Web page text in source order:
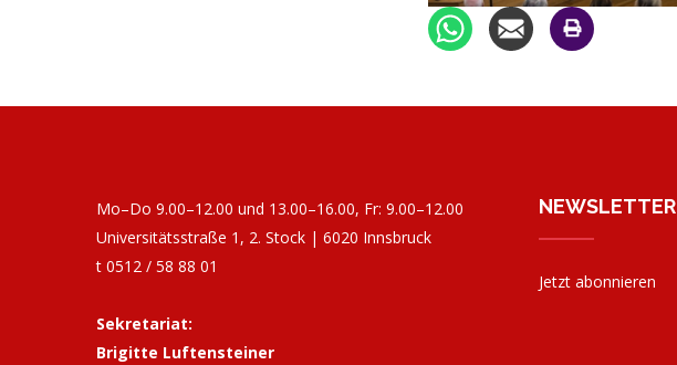
Mo–Do 9.00–12.00 und 13.00–16.00, Fr: 9.00–12.00
Universitätsstraße 1, 2. Stock | 6020 Innsbruck
t 0512 / 58 88 01
Sekretariat:
Brigitte Luftensteiner
NEWSLETTER
Jetzt abonnieren